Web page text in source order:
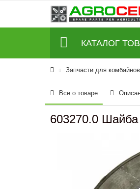
КАТАЛОГ
Запчасти для комбайнов
Все о товаре
603270.0 Шайба